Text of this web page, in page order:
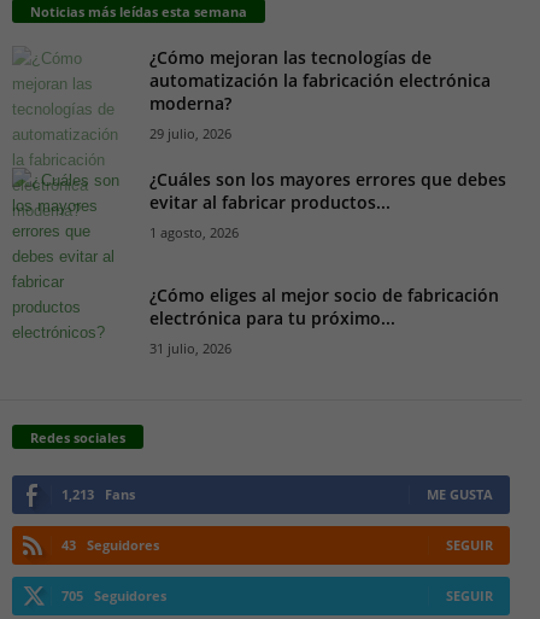
Noticias más leídas esta semana
¿Cómo mejoran las tecnologías de
automatización la fabricación electrónica
moderna?
29 julio, 2026
¿Cuáles son los mayores errores que debes
evitar al fabricar productos...
1 agosto, 2026
¿Cómo eliges al mejor socio de fabricación
electrónica para tu próximo...
31 julio, 2026
Redes sociales
1,213 Fans ME GUSTA
43 Seguidores SEGUIR
705 Seguidores SEGUIR